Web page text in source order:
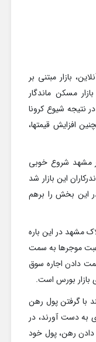
بازار مبتنی بر
مسکن ماندگار
نتیجه شیوع کرونا
افزایش قیمتها،
مشهد شروع خوبی
این بازار شد
این بخش را برهم
مشهد در این باره
موجرها به سمت
دادن اجاره سوق
بازار بورس است.
با گرفتن پول رهن
به دست آورند، در
دادن رهن، پول خود